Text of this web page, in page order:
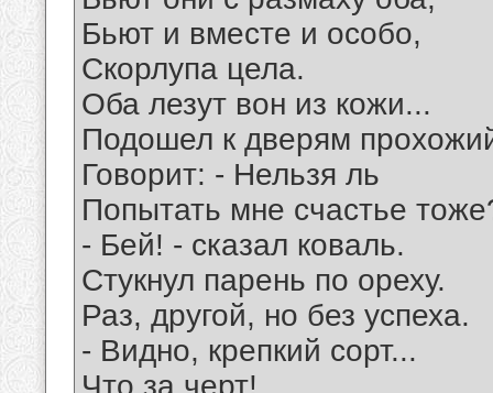
Бьют и вместе и особо,
Скорлупа цела.
Оба лезут вон из кожи...
Подошел к дверям
Говорит: - Нельзя ль
Попытать мне счастье
- Бей! - сказал коваль.
Стукнул парень по ореху.
Раз, другой, но без успеха.
- Видно, крепкий сорт...